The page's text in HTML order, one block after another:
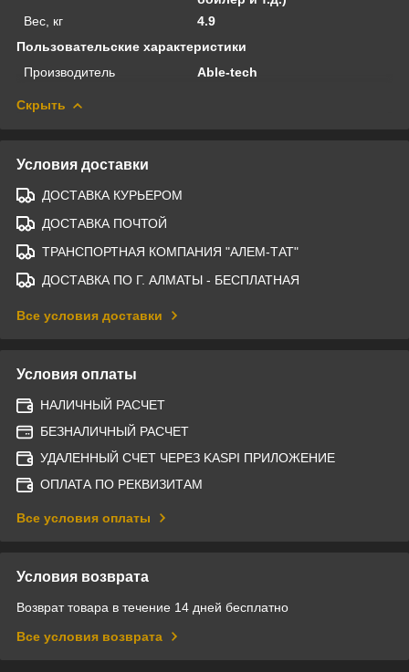
Вес, кг
4.9
Пользовательские характеристики
Производитель
Able-tech
Скрыть
Условия доставки
ДОСТАВКА КУРЬЕРОМ
ДОСТАВКА ПОЧТОЙ
ТРАНСПОРТНАЯ КОМПАНИЯ "АЛЕМ-ТАТ"
ДОСТАВКА ПО Г. АЛМАТЫ - БЕСПЛАТНАЯ
Все условия доставки
Условия оплаты
НАЛИЧНЫЙ РАСЧЕТ
БЕЗНАЛИЧНЫЙ РАСЧЕТ
УДАЛЕННЫЙ СЧЕТ ЧЕРЕЗ KASPI ПРИЛОЖЕНИЕ
ОПЛАТА ПО РЕКВИЗИТАМ
Все условия оплаты
Условия возврата
Возврат товара в течение 14 дней бесплатно
Все условия возврата